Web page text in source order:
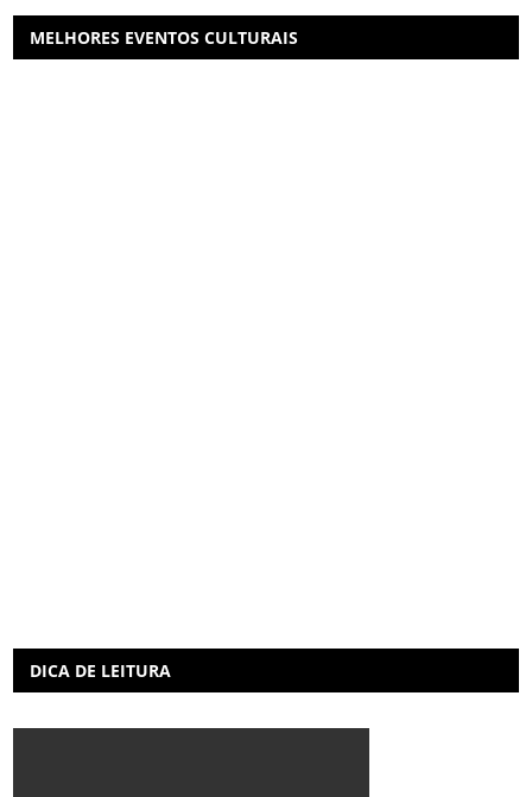
MELHORES EVENTOS CULTURAIS
DICA DE LEITURA